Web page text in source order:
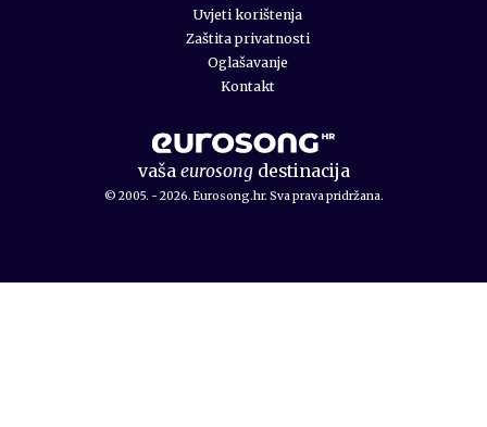
vaša eurosongdestinacija
© 2005. - 2026. Eurosong.hr. Sva prava pridržana.
Uvjeti korištenja
Zaštita privatnosti
Oglašavanje
Kontakt